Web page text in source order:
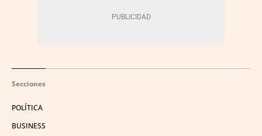
Secciones
POLÍTICA
BUSINESS